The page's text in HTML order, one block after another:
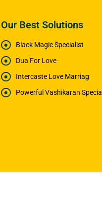
Our Best Solutions
Black Magic Specialist
Dua For Love
Intercaste Love Marriag
Powerful Vashikaran